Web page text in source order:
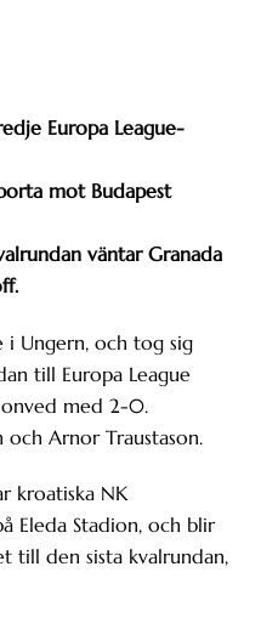
Europa League-
mot Budapest
väntar Granada
i Ungern, och tog sig
till Europa League
med 2-0.
Arnor Traustason.
kroatiska NK
Eleda Stadion, och blir
till den sista kvalrundan,